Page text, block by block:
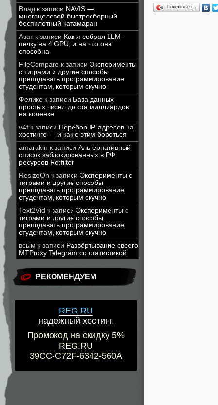
Влад к записи NAVIS —
многоцелевой быстросборный
беспилотный катамаран
Азатк записи Как я собрал LLM-
печку на 4 GPU, и на что она
способна
FileCompare к записи Эксперименты
с тиграми и другие способы
преподавать программирование
студентам, которым скучно
Феликс к записи База данных
простых чисел до ста миллиардов
на коленке
v4f к записи Перебор IP-адресов на
хостинге — и как с этим бороться
amarakin к записи Альтернативный
список заблокированных в РФ
ресурсов Re:filter
ResizeOn к записи Эксперименты с
тиграми и другие способы
преподавать программирование
студентам, которым скучно
Text2Vid к записи Эксперименты с
тиграми и другие способы
преподавать программирование
студентам, которым скучно
всым к записи Развёртывание своего
MTProxy Telegram со статистикой
РЕКОМЕНДУЕМ
REG.RU
надежный хостинг
Промокод на скидку 5%
REG.RU
39CC-C72F-6342-560A
Поделиться…